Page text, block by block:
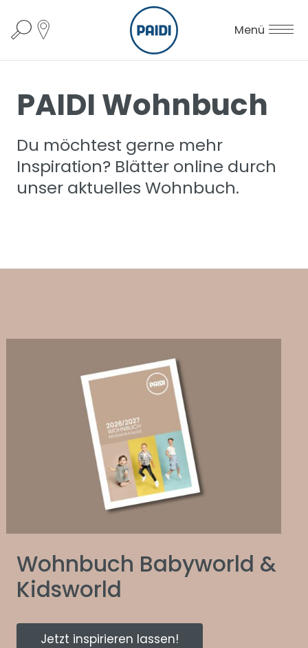
Menü
PAIDI Wohnbuch
Du möchtest gerne mehr
Inspiration? Blätter online durch
unser aktuelles Wohnbuch.
Wohnbuch Babyworld &
Kidsworld
Jetzt inspirieren lassen!